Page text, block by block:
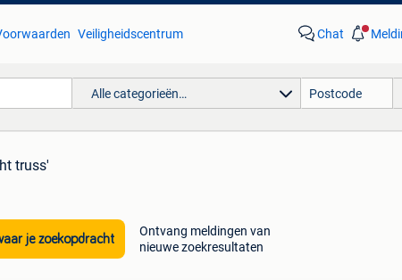
Veiligheidscentrum Chat
Alle categorieën…
truss'
je zoekopdracht
Ontvang meldingen van
nieuwe zoekresultaten